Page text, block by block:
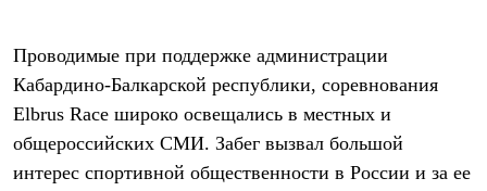
Куртки
Брюки
Штормовая одежда
Куртки
Брюки
Софтшелл одежда
Куртки
Проводимые при поддержке администрации
Кабардино-Балкарской республики, соревнования
Elbrus Race широко освещались в местных и
общероссийских СМИ. Забег вызвал большой
интерес спортивной общественности в России и за ее